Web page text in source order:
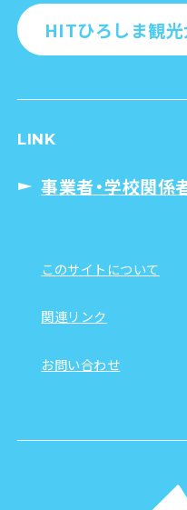
HITひろしま観光
LINK
事業者・学校関係
このサイトについて
関連リンク
お問い合わせ